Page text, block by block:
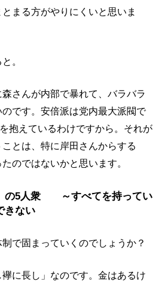
まる方がやりにくいと思いま
。
さんが内部で暴れて、バラバラ
です。安倍派は党内最大派閥で
抱えているわけですから。それが
とは、特に岸田さんからする
のではないかと思います。
」の5人衆 ～すべてを持ってい
きない
で固まっていくのでしょうか？
に長し」なのです。金はあるけ